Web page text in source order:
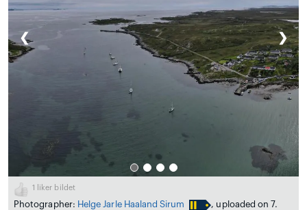
❮ ❯
1 liker bildet
Photographer: Helge Jarle Haaland Sirum
, uploaded on 7.